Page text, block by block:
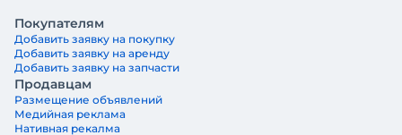
Покупателям
Добавить заявку на покупку
Добавить заявку на аренду
Добавить заявку на запчасти
Продавцам
Размещение объявлений
Медийная реклама
Нативная рекалма